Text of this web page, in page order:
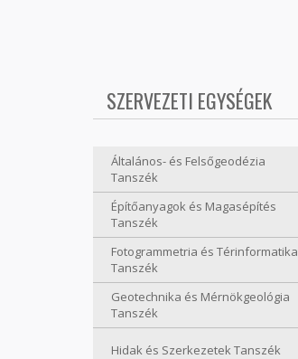
SZERVEZETI EGYSÉGEK
Általános- és Felsőgeodézia
Tanszék
Építőanyagok és Magasépítés
Tanszék
Fotogrammetria és Térinformatika
Tanszék
Geotechnika és Mérnökgeológia
Tanszék
Hidak és Szerkezetek Tanszék